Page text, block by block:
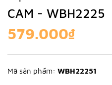
CAM - WBH2225
579.000₫
Mã sản phẩm: WBH22251